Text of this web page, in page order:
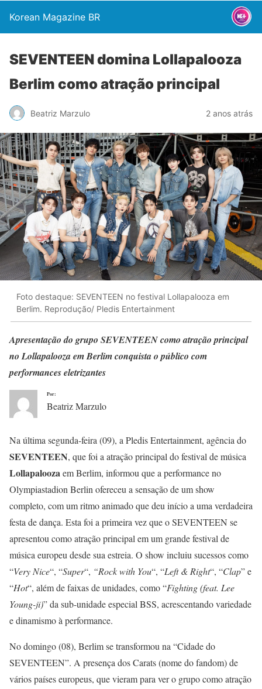
Korean Magazine BR
SEVENTEEN domina Lollapalooza
Berlim como atração principal
Beatriz Marzulo 2 anos atrás
Foto destaque: SEVENTEEN no festival Lollapalooza em
Berlim. Reprodução/ Pledis Entertainment
Apresentação do grupo SEVENTEEN como atração principal
no Lollapalooza em Berlim conquista o público com
performances eletrizantes
Por:
Beatriz Marzulo
Na última segunda-feira (09), a Pledis Entertainment, agência do
SEVENTEEN, que foi a atração principal do festival de música
Lollapaloozaem Berlim, informou que a performance no
Olympiastadion Berlin ofereceu a sensação de um show
completo, com um ritmo animado que deu início a uma verdadeira
festa de dança. Esta foi a primeira vez que o SEVENTEEN se
apresentou como atração principal em um grande festival de
música europeu desde sua estreia. O show incluiu sucessos como
“Very Nice“, “Super“, “Rock with You“, “Left & Right“, “Clap” e
“Hot“, além de faixas de unidades, como “Fighting (feat. Lee
Young-ji)” da sub-unidade especial BSS, acrescentando variedade
e dinamismo à performance.
No domingo (08), Berlim se transformou na “Cidade do
SEVENTEEN”. A presença dos Carats (nome do fandom) de
vários países europeus, que vieram para ver o grupo como atração